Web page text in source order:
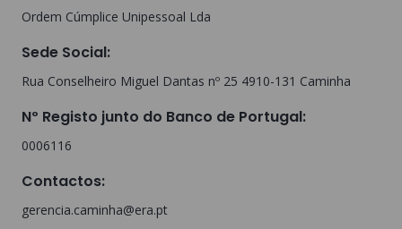
Ordem Cúmplice Unipessoal Lda
Sede Social:
Rua Conselheiro Miguel Dantas nº 25 4910-131 Caminha
Nº Registo junto do Banco de Portugal:
0006116
Contactos:
gerencia.caminha@era.pt